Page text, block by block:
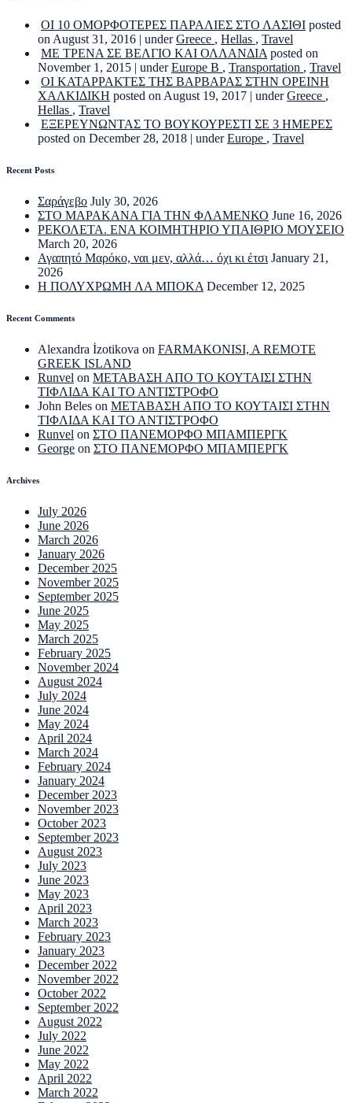
ΟΙ 10 ΟΜΟΡΦΟΤΕΡΕΣ ΠΑΡΑΛΙΕΣ ΣΤΟ ΛΑΣΙΘΙ posted
on August 31, 2016 | underGreece , Hellas , Travel
ΜΕ ΤΡΕΝΑ ΣΕ ΒΕΛΓΙΟ ΚΑΙ ΟΛΛΑΝΔΙΑ posted on
November 1, 2015 | underEurope B , Transportation , Travel
ΟΙ ΚΑΤΑΡΡΑΚΤΕΣ ΤΗΣ ΒΑΡΒΑΡΑΣ ΣΤΗΝ ΟΡΕΙΝΗ
ΧΑΛΚΙΔΙΚΗ posted on August 19, 2017 | underGreece ,
Hellas , Travel
ΕΞΕΡΕΥΝΩΝΤΑΣ ΤΟ ΒΟΥΚΟΥΡΕΣΤΙ ΣΕ 3 ΗΜΕΡΕΣ
posted on December 28, 2018 | underEurope , Travel
Recent Posts
Σαράγεβο July 30, 2026
ΣΤΟ ΜΑΡΑΚΑΝΑ ΓΙΑ ΤΗΝ ΦΛΑΜΕΝΚΟ June 16, 2026
ΡΕΚΟΛΕΤΑ. ΕΝΑ ΚΟΙΜΗΤΗΡΙΟ ΥΠΑΙΘΡΙΟ ΜΟΥΣΕΙΟ
March 20, 2026
Αγαπητό Μαρόκο, ναι μεν, αλλά… όχι κι έτσι January 21,
2026
Η ΠΟΛΥΧΡΩΜΗ ΛΑ ΜΠΟΚΑ December 12, 2025
Recent Comments
Alexandra İzotikova on FARMAKONISI, A REMOTE
GREEK ISLAND
Runvel on ΜΕΤΑΒΑΣΗ ΑΠΟ ΤΟ ΚΟΥΤΑΙΣΙ ΣΤΗΝ
ΤΙΦΛΙΔΑ ΚΑΙ ΤΟ ΑΝΤΙΣΤΡΟΦΟ
John Beles on ΜΕΤΑΒΑΣΗ ΑΠΟ ΤΟ ΚΟΥΤΑΙΣΙ ΣΤΗΝ
ΤΙΦΛΙΔΑ ΚΑΙ ΤΟ ΑΝΤΙΣΤΡΟΦΟ
Runvel on ΣΤΟ ΠΑΝΕΜΟΡΦΟ ΜΠΑΜΠΕΡΓΚ
George on ΣΤΟ ΠΑΝΕΜΟΡΦΟ ΜΠΑΜΠΕΡΓΚ
Archives
July 2026
June 2026
March 2026
January 2026
December 2025
November 2025
September 2025
June 2025
May 2025
March 2025
February 2025
November 2024
August 2024
July 2024
June 2024
May 2024
April 2024
March 2024
February 2024
January 2024
December 2023
November 2023
October 2023
September 2023
August 2023
July 2023
June 2023
May 2023
April 2023
March 2023
February 2023
January 2023
December 2022
November 2022
October 2022
September 2022
August 2022
July 2022
June 2022
May 2022
April 2022
March 2022